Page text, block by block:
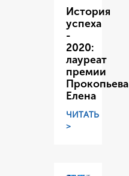
История
успеха
-
2020:
лауреат
премии
Прокопьева
Елена
ЧИТАТЬ
>